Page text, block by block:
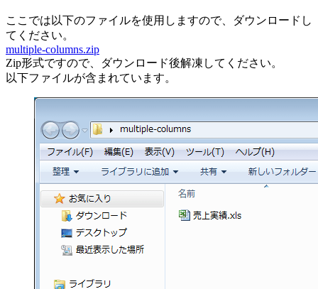
ここでは以下のファイルを使用しますので、ダウンロードし
てください。
multiple-columns.zip
Zip形式ですので、ダウンロード後解凍してください。
以下ファイルが含まれています。